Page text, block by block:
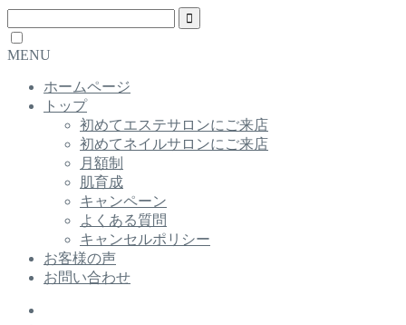
MENU
ホームページ
トップ
初めてエステサロンにご来店
初めてネイルサロンにご来店
月額制
肌育成
キャンペーン
よくある質問
キャンセルポリシー
お客様の声
お問い合わせ